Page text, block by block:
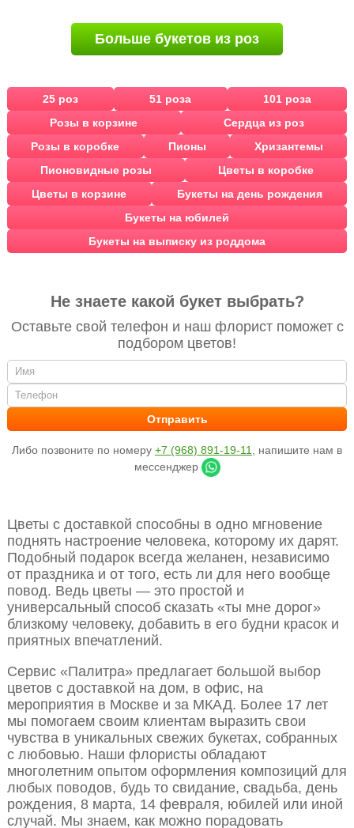
Больше букетов из роз
25 роз 51 роза
101 роза
Розы в корзине
Сердца из роз
Розы в коробке
Пионы
Хризантемы
Пионовидные розы
Цветы в коробке
Цветы в корзине
Букеты на день рождения
Букеты на юбилей
Букеты на выписку из роддома
Не знаете какой букет выбрать?
Оставьте свой телефон и наш флорист поможет с
подбором цветов!
Либо позвоните по номеру +7 (968) 891-19-11
, напишите нам в
мессенджер
Цветы с доставкой способны в одно мгновение
поднять настроение человека, которому их дарят.
Подобный подарок всегда желанен, независимо
от праздника и от того, есть ли для него вообще
повод. Ведь цветы — это простой и
универсальный способ сказать «ты мне дорог»
близкому человеку, добавить в его будни красок и
приятных впечатлений.
Сервис «Палитра» предлагает большой выбор
цветов с доставкой на дом, в офис, на
мероприятия в Москве и за МКАД. Более 17 лет
мы помогаем своим клиентам выразить свои
чувства в уникальных свежих букетах, собранных
с любовью. Наши флористы обладают
многолетним опытом оформления композиций для
любых поводов, будь то свидание, свадьба, день
рождения, 8 марта, 14 февраля, юбилей или иной
случай. Мы знаем, как можно порадовать